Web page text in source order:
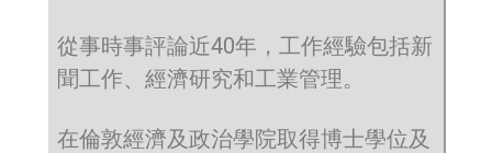
從事時事評論近40年，工作經驗包括新
聞工作、經濟研究和工業管理。
在倫敦經濟及政治學院取得博士學位及